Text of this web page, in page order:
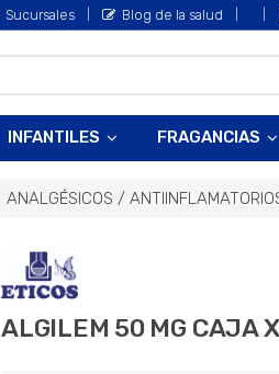
Sucursales Blog de la salud
INFANTILES FRAGANCIAS
ANALGÉSICOS /
ALGILEM 50 MG CAJA